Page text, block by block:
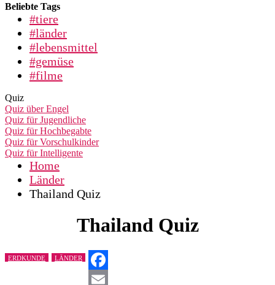
Beliebte Tags
#tiere
#länder
#lebensmittel
#gemüse
#filme
Quiz
Quiz über Engel
Quiz für Jugendliche
Quiz für Hochbegabte
Quiz für Vorschulkinder
Quiz für Intelligente
Home
Länder
Thailand Quiz
Thailand Quiz
ERDKUNDE LÄNDER
Facebook